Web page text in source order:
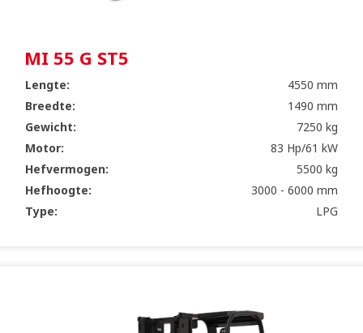
MI 55 G ST5
Lengte:
4550 mm
Breedte:
1490 mm
Gewicht:
7250 kg
Motor:
83 Hp/61 kW
Hefvermogen:
5500 kg
Hefhoogte:
3000 - 6000 mm
Type:
LPG